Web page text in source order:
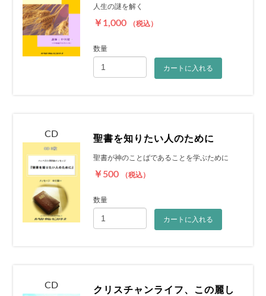
人生の謎を解く
￥1,000 （税込）
数量
カートに入れる
CD 聖書を知りたい人のために
聖書が神のことばであることを学ぶために
￥500 （税込）
数量
カートに入れる
CD
クリスチャンライフ、この麗し